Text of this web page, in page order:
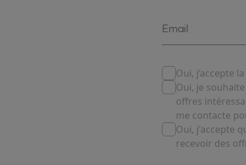
Oui, j’accepte la
Oui, je
offres
me contacte
Oui, j'accepte
recevoir des